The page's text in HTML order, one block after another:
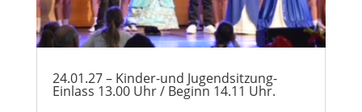
24.01.27 – Kinder-und Jugendsitzung-
Einlass 13.00 Uhr / Beginn 14.11 Uhr.